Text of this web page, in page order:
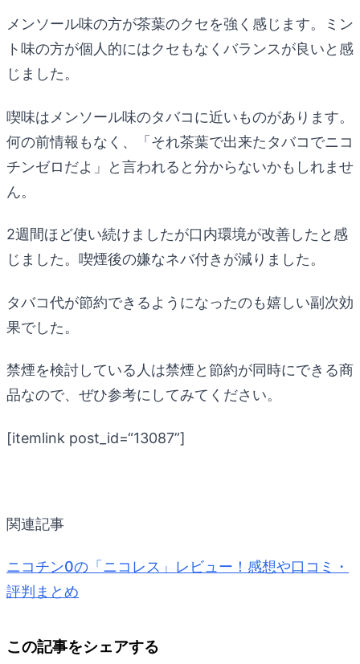
メンソール味の方が茶葉のクセを強く感じます。ミン
ト味の方が個人的にはクセもなくバランスが良いと感
じました。
喫味はメンソール味のタバコに近いものがあります。
何の前情報もなく、「それ茶葉で出来たタバコでニコ
チンゼロだよ」と言われると分からないかもしれませ
ん。
2週間ほど使い続けましたが口内環境が改善したと感
じました。喫煙後の嫌なネバ付きが減りました。
タバコ代が節約できるようになったのも嬉しい副次効
果でした。
禁煙を検討している人は禁煙と節約が同時にできる商
品なので、ぜひ参考にしてみてください。
[itemlink post_id=“13087”]
関連記事
ニコチン0の「ニコレス」レビュー！感想や口コミ・
評判まとめ
この記事をシェアする